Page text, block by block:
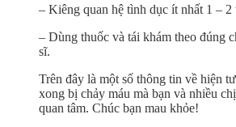
– Kiêng quan hệ tình dục ít nhất 1 – 2
– Dùng thuốc và tái khám theo đúng
sĩ.
Trên đây là một số thông tin về hiện
xong bị chảy máu mà bạn và nhiều
quan tâm. Chúc bạn mau khỏe!